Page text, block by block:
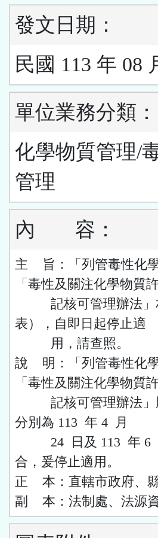
發文日期：
民國 113 年 08
單位業務分類：
化學物質管理/
管理
內 容：
主 旨：「列管毒性化
「毒性及關注化學物質
記核可管理辦法」
表），自即日起停止適
用，請查照。
說 明：「列管毒性化
「毒性及關注化學物質
記核可管理辦法」
分別為 113 年 4 月
24 日及 113 年 6 月
合，爰停止適用。
正 本：直轄市政府、
副 本：法制處、法源